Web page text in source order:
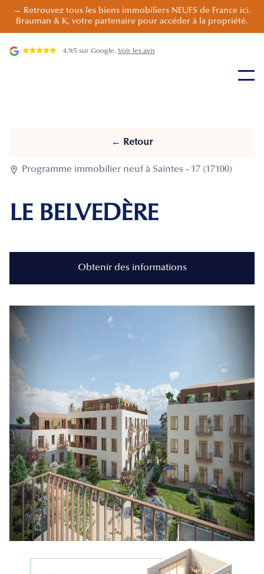
→ Retrouvez tous les biens immobiliers NEUFS de France ici.
Brauman & K, votre partenaire pour accéder à la propriété.
4.9/5 sur Google. Voir les avis
← Retour
 Programme immobilier neuf à Saintes - 17 (17100)
LE BELVEDÈRE
Obtenir des informations